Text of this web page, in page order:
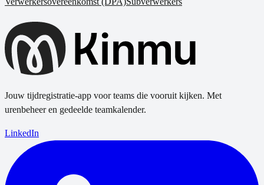
Jouw tijdregistratie-app voor teams die vooruit kijken. Met
urenbeheer en gedeelde teamkalender.
LinkedIn